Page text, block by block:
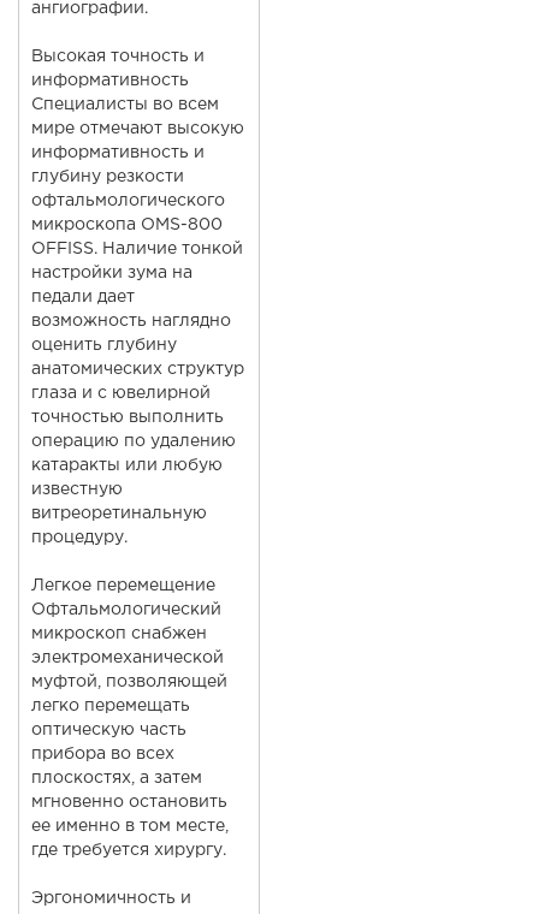
ангиографии.
Высокая точность и
информативность
Специалисты во всем
мире отмечают высокую
информативность и
глубину резкости
офтальмологического
микроскопа OMS-800
OFFISS. Наличие тонкой
настройки зума на
педали дает
возможность наглядно
оценить глубину
анатомических структур
глаза и с ювелирной
точностью выполнить
операцию по удалению
катаракты или любую
известную
витреоретинальную
процедуру.
Легкое перемещение
Офтальмологический
микроскоп снабжен
электромеханической
муфтой, позволяющей
легко перемещать
оптическую часть
прибора во всех
плоскостях, а затем
мгновенно остановить
ее именно в том месте,
где требуется хирургу.
Эргономичность и